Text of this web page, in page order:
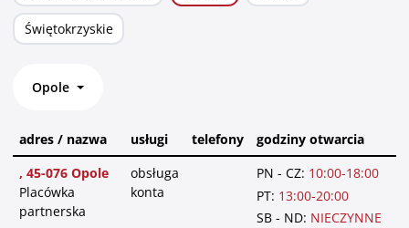
Świętokrzyskie
Opole
adres / nazwa usługi telefony
godziny otwarcia
, 45-076 Opole
Placówka
partnerska
obsługa
konta
PN - CZ: 10:00-18:00
PT: 13:00-20:00
SB - ND: NIECZYNNE